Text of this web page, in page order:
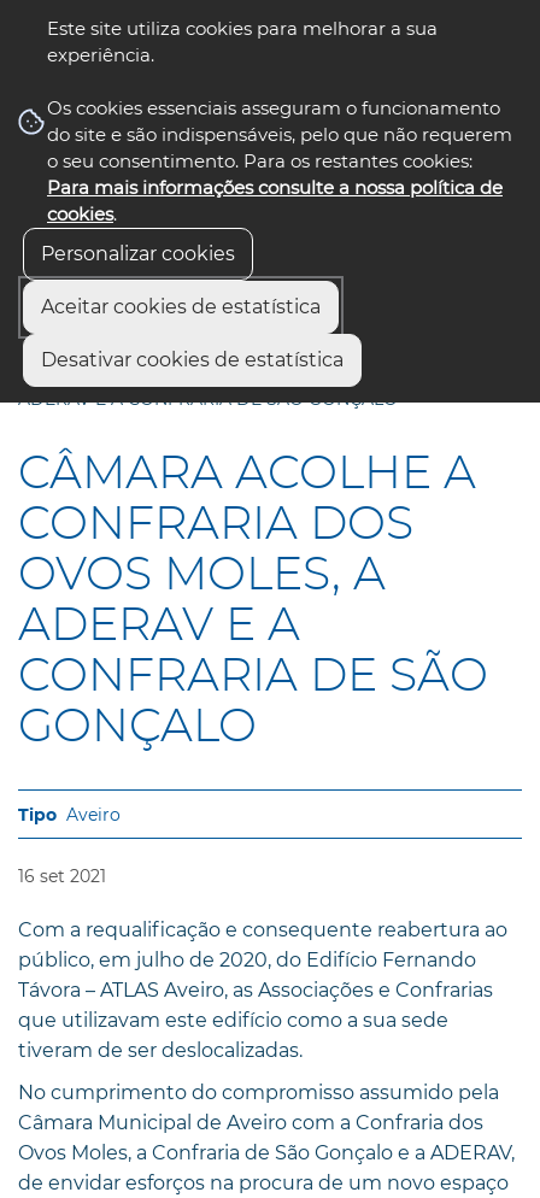
Este site utiliza cookies para melhorar a sua
experiência.
Os cookies essenciais asseguram o funcionamento
do site e são indispensáveis, pelo que não requerem
o seu consentimento. Para os restantes cookies:
Para mais informações consulte a nossa política de
cookies.
Personalizar cookies
Aceitar cookies de estatística
Desativar cookies de estatística
nos select language
Início
CÂMARA ACOLHE A CONFRARIA DOS OVOS MOLES, A
ADERAV E A CONFRARIA DE SÃO GONÇALO
CÂMARA ACOLHE A
CONFRARIA DOS
OVOS MOLES, A
ADERAV E A
CONFRARIA DE SÃO
GONÇALO
Aveiro
16 set 2021
Com a requalificação e consequente reabertura ao
público, em julho de 2020, do Edifício Fernando
Távora – ATLAS Aveiro, as Associações e Confrarias
que utilizavam este edifício como a sua sede
tiveram de ser deslocalizadas.
No cumprimento do compromisso assumido pela
Câmara Municipal de Aveiro com a Confraria dos
Ovos Moles, a Confraria de São Gonçalo e a ADERAV,
de envidar esforços na procura de um novo espaço